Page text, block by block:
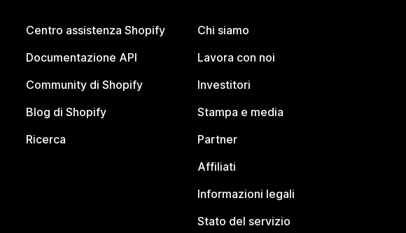
Centro assistenza Shopify
Documentazione API
Community di Shopify
Blog di Shopify
Ricerca
Chi siamo
Lavora con noi
Investitori
Stampa e media
Partner
Affiliati
Informazioni legali
Stato del servizio